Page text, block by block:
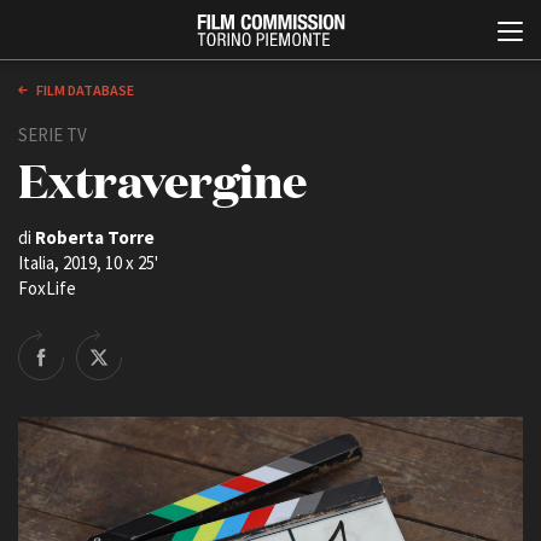
Chi siamo
Storia della Fondazione
Contatti
La sede
Partner
Anteprime in Piemonte
TFI Torino Film Industry -
Production Days
Avenue Cove - Erasmus +
Guarda che storia!
FILM DATABASE
SERIE TV
Extravergine
di Roberta Torre
Italia, 2019, 10 x 25'
FoxLife